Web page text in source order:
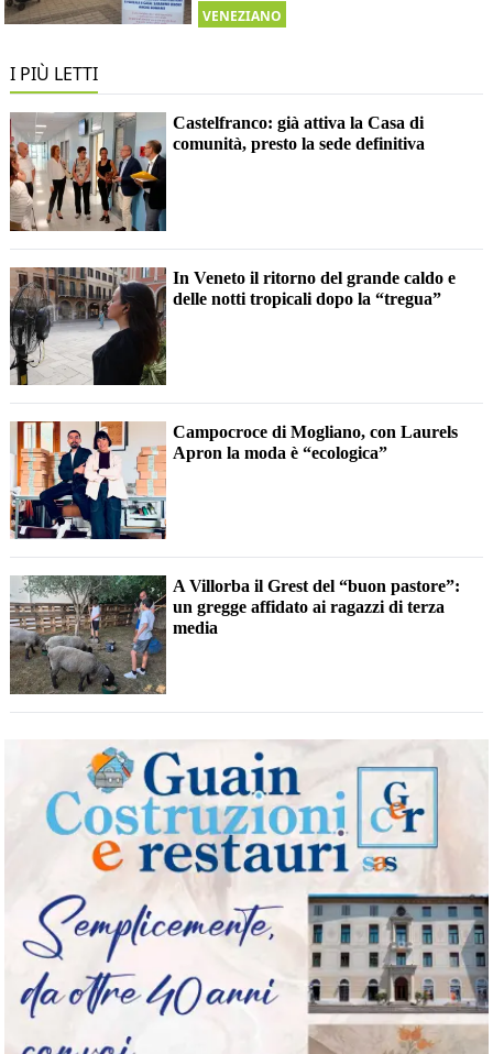
VENEZIANO
I PIÙ LETTI
Castelfranco: già attiva la Casa di
comunità, presto la sede definitiva
In Veneto il ritorno del grande caldo e
delle notti tropicali dopo la “tregua”
Campocroce di Mogliano, con Laurels
Apron la moda è “ecologica”
A Villorba il Grest del “buon pastore”:
un gregge affidato ai ragazzi di terza
media